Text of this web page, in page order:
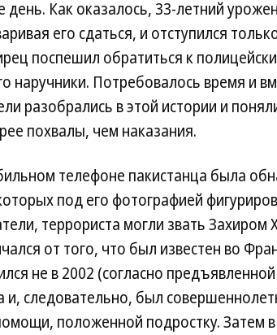
день. Как оказалось, 33-летний
его сдаться, и отступился
поспешил обратиться к
наручники. Потребовалось время и
разобрались в этой истории и
похвалы, чем наказания.
телефоне пакистанца была
под его фотографией
террориста могли звать
от того, что был известен во
не в 2002 (согласно
и, следовательно, был
положенной подростку. Затем